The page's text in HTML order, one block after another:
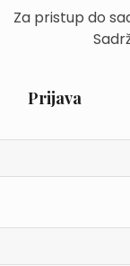
Za pristup do
Prijava